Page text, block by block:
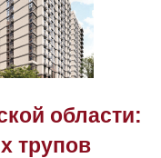
области:
трупов